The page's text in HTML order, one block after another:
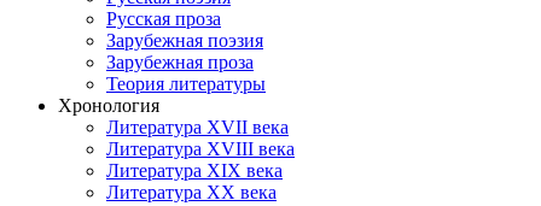
Русская проза
Зарубежная поэзия
Зарубежная проза
Теория литературы
Хронология
Литература XVII века
Литература XVIII века
Литература XIX века
Литература XX века